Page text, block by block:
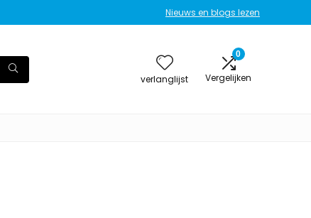
Nieuws en blogs lezen
verlanglijst
0
Vergelijken